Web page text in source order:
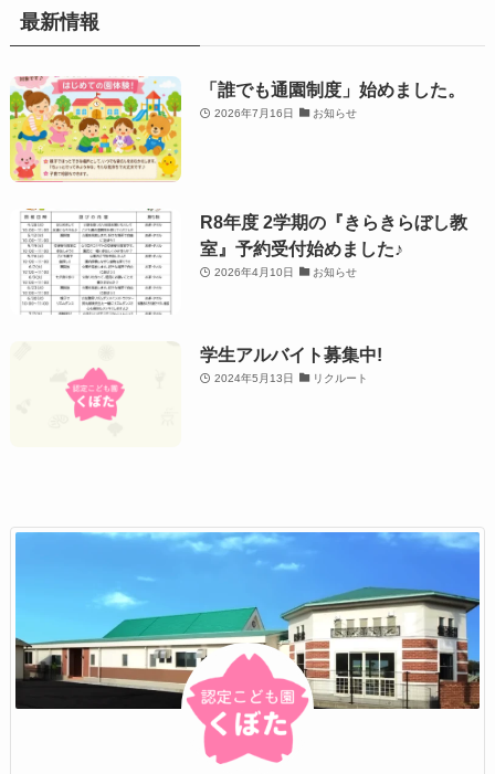
最新情報
「誰でも通園制度」始めました。
2026年7月16日 お知らせ
R8年度 2学期の『きらきらぼし教
室』予約受付始めました♪
2026年4月10日 お知らせ
学生アルバイト募集中!
2024年5月13日 リクルート